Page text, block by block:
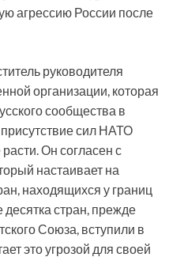
агрессию России после
руководителя
организации, которая
сообщества в
присутствие сил НАТО
Он согласен с
настаивает на
находящихся у границ
стран, прежде
Союза, вступили в
это угрозой для своей